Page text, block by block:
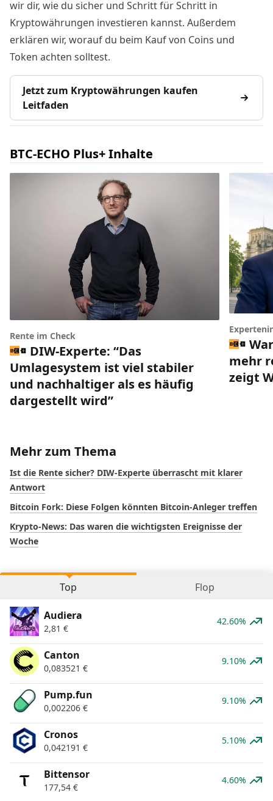
wir dir, wie du sicher und Schritt für Schritt in
Kryptowährungen investieren kannst. Außerdem
erklären wir, worauf du beim Kauf von Coins und
Token achten solltest.
Jetzt zum Kryptowährungen kaufen
Leitfaden
BTC-ECHO Plus+ Inhalte
Rente im Check
DIW-Experte: “Das
Umlagesystem ist viel stabiler
und nachhaltiger als es häufig
dargestellt wird”
mehr
zeigt
Mehr zum Thema
Ist die Rente sicher? DIW-Experte überrascht mit klarer
Antwort
Bitcoin Fork: Diese Folgen könnten Bitcoin-Anleger treffen
Krypto-News: Das waren die wichtigsten Ereignisse der
Woche
Top Flop
Audiera
2,81 €
42.60%
Canton
0,083521 €
9.10%
Pump.fun
0,002206 €
9.10%
Cronos
0,042191 €
5.10%
Bittensor
177,54 €
4.60%